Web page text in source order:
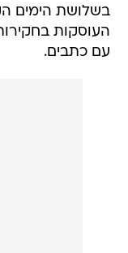
בשלושת הימים
העוסקות
עם כתבים.